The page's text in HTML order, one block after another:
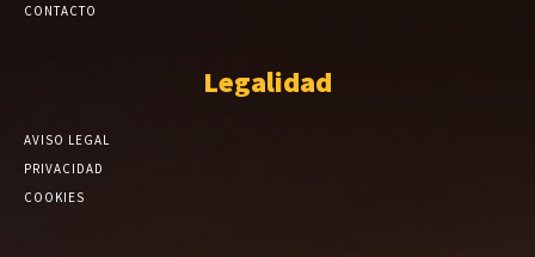
CONTACTO
Legalidad
AVISO LEGAL
PRIVACIDAD
COOKIES